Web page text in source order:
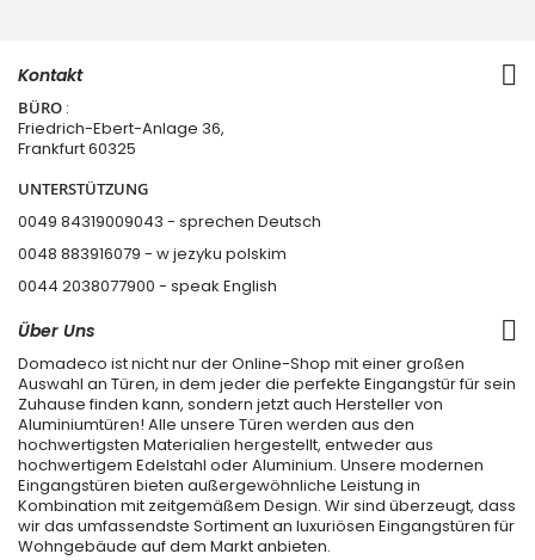
Kontakt
BÜRO :
Friedrich-Ebert-Anlage 36,
Frankfurt 60325
UNTERSTÜTZUNG
0049 84319009043 - sprechen Deutsch
0048 883916079 - w jezyku polskim
0044 2038077900 - speak English
Über Uns
Domadeco ist nicht nur der Online-Shop mit einer großen
Auswahl an Türen, in dem jeder die perfekte Eingangstür für sein
Zuhause finden kann, sondern jetzt auch Hersteller von
Aluminiumtüren! Alle unsere Türen werden aus den
hochwertigsten Materialien hergestellt, entweder aus
hochwertigem Edelstahl oder Aluminium. Unsere modernen
Eingangstüren bieten außergewöhnliche Leistung in
Kombination mit zeitgemäßem Design. Wir sind überzeugt, dass
wir das umfassendste Sortiment an luxuriösen Eingangstüren für
Wohngebäude auf dem Markt anbieten.